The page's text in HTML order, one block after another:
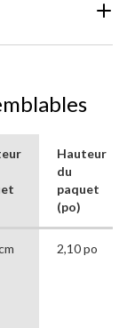
Hauteur
du
paquet
(po)
2,10 po